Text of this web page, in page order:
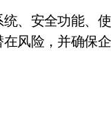
、安全功能、
风险，并确保